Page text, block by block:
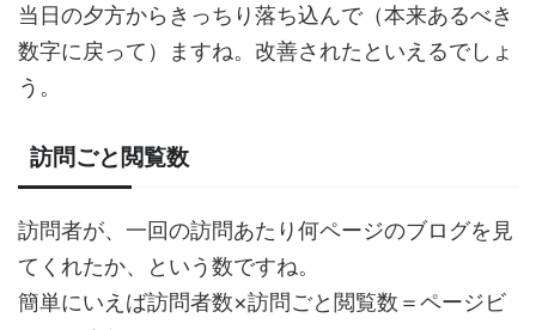
当日の夕方からきっちり落ち込んで（本来あるべき
数字に戻って）ますね。改善されたといえるでしょ
う。
訪問ごと閲覧数
訪問者が、一回の訪問あたり何ページのブログを見
てくれたか、という数ですね。
簡単にいえば訪問者数×訪問ごと閲覧数＝ページビ